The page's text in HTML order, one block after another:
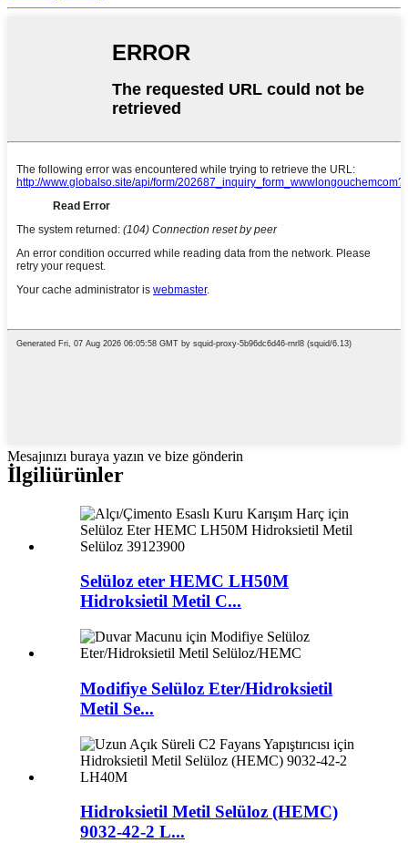
Mesajınızı buraya yazın ve bize gönderin
İlgiliürünler
Selüloz eter HEMC LH50M
Hidroksietil Metil C...
Modifiye Selüloz Eter/Hidroksietil
Metil Se...
Hidroksietil Metil Selüloz (HEMC)
9032-42-2 L...